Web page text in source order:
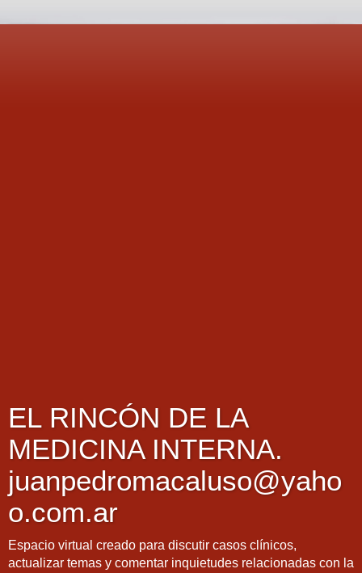
EL RINCÓN DE LA
MEDICINA INTERNA.
juanpedromacaluso@yaho
o.com.ar
Espacio virtual creado para discutir casos clínicos,
actualizar temas y comentar inquietudes relacionadas con la